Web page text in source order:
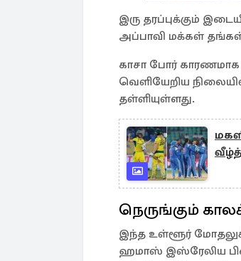
இரு தரப்புக்கும்
அப்பாவி மக்கள் தங்கள்
காசா போர்
வெளியேறிய
தள்ளியுள்ளது.
நெருங்கும்
இந்த உள்ளூர்
ஹமாஸ் இஸ்ரேலிய